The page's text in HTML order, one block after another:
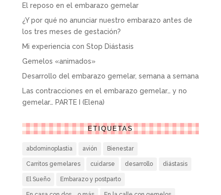
El reposo en el embarazo gemelar
¿Y por qué no anunciar nuestro embarazo antes de
los tres meses de gestación?
Mi experiencia con Stop Diástasis
Gemelos «animados»
Desarrollo del embarazo gemelar, semana a semana
Las contracciones en el embarazo gemelar… y no
gemelar… PARTE I (Elena)
ETIQUETAS
abdominoplastia avión Bienestar
Carritos gemelares cuidarse desarrollo diástasis
El Sueño Embarazo y postparto